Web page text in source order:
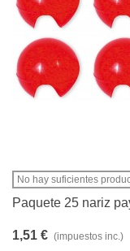
No hay suficientes
Paquete 25 nariz
1,51 € (impuestos inc.)